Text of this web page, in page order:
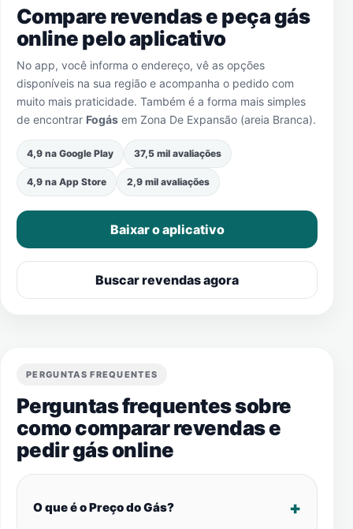
Compare revendas e peça gás
online pelo aplicativo
No app, você informa o endereço, vê as opções
disponíveis na sua região e acompanha o pedido com
muito mais praticidade. Também é a forma mais simples
de encontrar Fogás em Zona De Expansão (areia Branca).
4,9 na Google Play 37,5 mil avaliações
4,9 na App Store 2,9 mil avaliações
Baixar o aplicativo
Buscar revendas agora
PERGUNTAS FREQUENTES
Perguntas frequentes sobre
como comparar revendas e
pedir gás online
O que é o Preço do Gás?